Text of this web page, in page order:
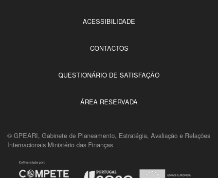
ACESSIBILIDADE
CONTACTOS
QUESTIONÁRIO DE SATISFAÇÃO
ÁREA RESERVADA
© GPEARI, Gabinete de Planeamento, Estratégia, Avaliação e Relações
Internacionais Ministério das Finanças